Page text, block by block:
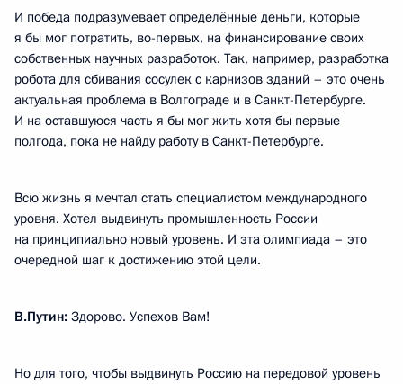
И победа подразумевает определённые деньги, которые
я бы мог потратить, во-первых, на финансирование своих
собственных научных разработок. Так, например, разработка
робота для сбивания сосулек с карнизов зданий – это очень
актуальная проблема в Волгограде и в Санкт-Петербурге.
И на оставшуюся часть я бы мог жить хотя бы первые
полгода, пока не найду работу в Санкт-Петербурге.
Всю жизнь я мечтал стать специалистом международного
уровня. Хотел выдвинуть промышленность России
на принципиально новый уровень. И эта олимпиада – это
очередной шаг к достижению этой цели.
В.Путин: Здорово. Успехов Вам!
Но для того, чтобы выдвинуть Россию на передовой уровень